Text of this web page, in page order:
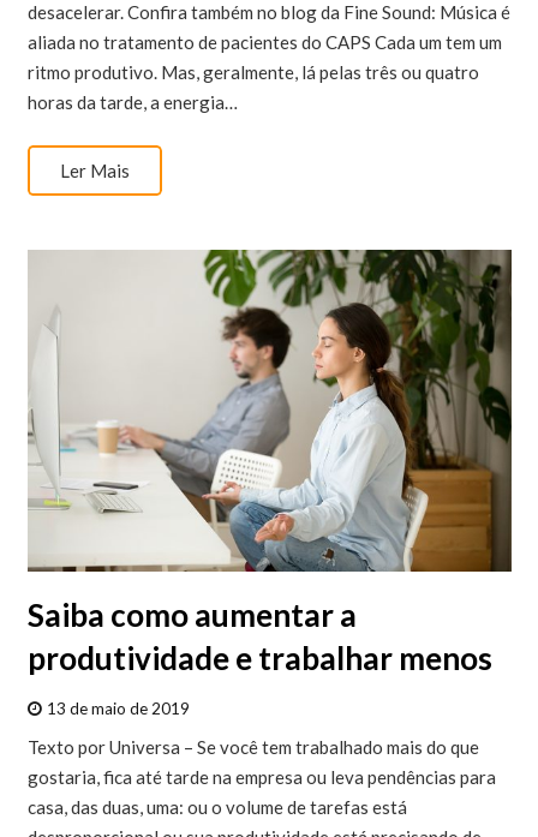
desacelerar. Confira também no blog da Fine Sound: Música é
aliada no tratamento de pacientes do CAPS Cada um tem um
ritmo produtivo. Mas, geralmente, lá pelas três ou quatro
horas da tarde, a energia…
Ler Mais
Saiba como aumentar a
produtividade e trabalhar menos
13 de maio de 2019
Texto por Universa – Se você tem trabalhado mais do que
gostaria, fica até tarde na empresa ou leva pendências para
casa, das duas, uma: ou o volume de tarefas está